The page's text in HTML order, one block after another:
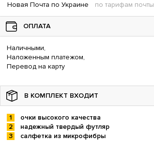
Новая Почта по Украине по тарифам почты
ОПЛАТА
Наличными,
Наложенным платежом,
Перевод на карту
В КОМПЛЕКТ ВХОДИТ
очки высокого качества
надежный твердый футляр
салфетка из микрофибры